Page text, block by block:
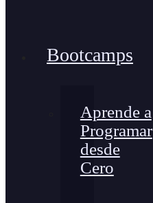
Bootcamps
Aprende a
Programar
desde
Cero